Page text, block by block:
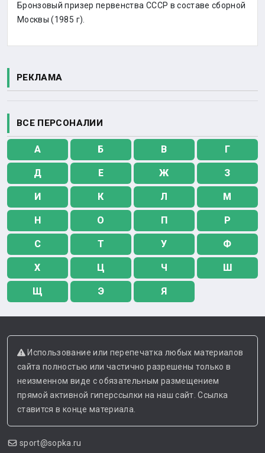
Бронзовый призер первенства СССР в составе сборной
Москвы (1985 г).
РЕКЛАМА
ВСЕ ПЕРСОНАЛИИ
А Б В Г
Д Е Ж З
И К Л М
Н О П Р
С Т У Ф
Х Ц Ч Ш
Щ Э Я
Использование или перепечатка любых материалов
сайта полностью или частично разрешены только в
неизменном виде с обязательным размещением
прямой активной гиперссылки на наш сайт. Ссылка
ставится в конце материала.
sport@sopka.ru